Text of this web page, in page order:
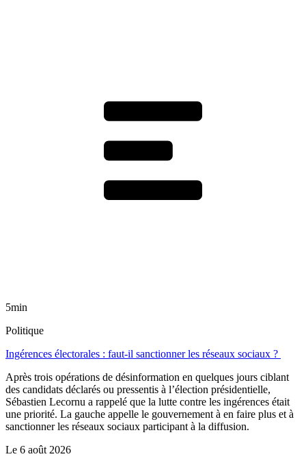
5min
Politique
Ingérences électorales : faut-il sanctionner les réseaux sociaux ?
Après trois opérations de désinformation en quelques jours ciblant
des candidats déclarés ou pressentis à l’élection présidentielle,
Sébastien Lecornu a rappelé que la lutte contre les ingérences était
une priorité. La gauche appelle le gouvernement à en faire plus et à
sanctionner les réseaux sociaux participant à la diffusion.
Le 6 août 2026